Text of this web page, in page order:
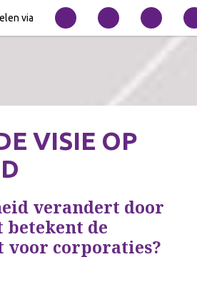
via
VISIE OP
verandert door
betekent de
voor corporaties?